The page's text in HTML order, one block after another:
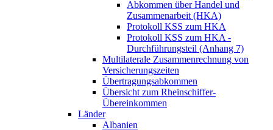
Abkommen über Handel und
Zusammenarbeit (HKA)
Protokoll KSS zum HKA
Protokoll KSS zum HKA -
Durchführungsteil (Anhang 7)
Multilaterale Zusammenrechnung von
Versicherungszeiten
Übertragungsabkommen
Übersicht zum Rheinschiffer-
Übereinkommen
Länder
Albanien